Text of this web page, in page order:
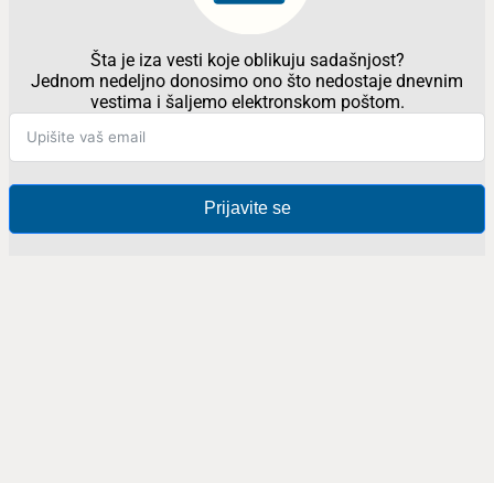
Šta je iza vesti koje oblikuju sadašnjost?
Jednom nedeljno donosimo ono što nedostaje dnevnim
vestima i šaljemo elektronskom poštom.
Prijavite se